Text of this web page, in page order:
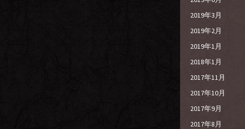
2019年3月
2019年2月
2019年1月
2018年1月
2017年11月
2017年10月
2017年9月
2017年8月